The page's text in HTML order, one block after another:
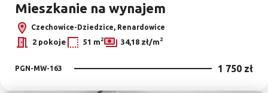
Mieszkanie na wynajem
Czechowice-Dziedzice, Renardowice
2 pokoje 51 m2 34,18 zł/m2
PGN-MW-163 1 750 zł